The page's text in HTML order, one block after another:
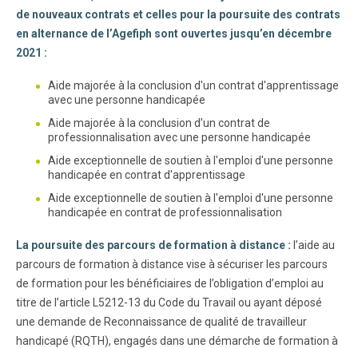
de nouveaux contrats et celles pour la poursuite des contrats
en alternance de l’Agefiph sont ouvertes jusqu’en décembre
2021 :
Aide majorée à la conclusion d'un contrat d'apprentissage
avec une personne handicapée
Aide majorée à la conclusion d’un contrat de
professionnalisation avec une personne handicapée
Aide exceptionnelle de soutien à l'emploi d'une personne
handicapée en contrat d'apprentissage
Aide exceptionnelle de soutien à l'emploi d'une personne
handicapée en contrat de professionnalisation
La poursuite des parcours de formation à distance : l’aide au
parcours de formation à distance vise à sécuriser les parcours
de formation pour les bénéficiaires de l’obligation d’emploi au
titre de l’article L5212-13 du Code du Travail ou ayant déposé
une demande de Reconnaissance de qualité de travailleur
handicapé (RQTH), engagés dans une démarche de formation à